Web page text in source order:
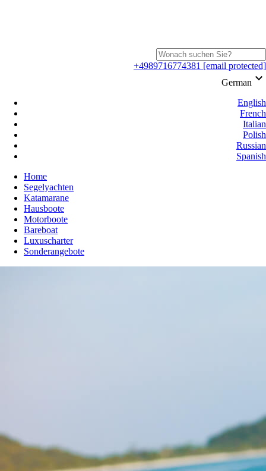
+4989716774381 [email protected]
German keyboard_arrow_down
English
French
Italian
Polish
Russian
Spanish
Home
Segelyachten
Katamarane
Hausboote
Motorboote
Bareboat
Luxuscharter
Sonderangebote